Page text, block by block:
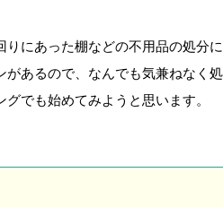
りにあった棚などの不用品の処分
があるので、なんでも気兼ねなく
グでも始めてみようと思います。